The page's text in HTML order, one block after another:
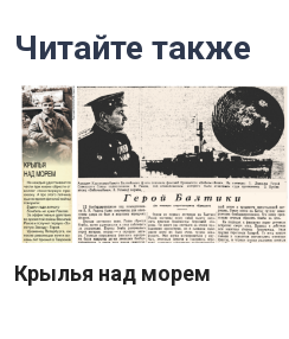
Читайте также
Крылья над морем